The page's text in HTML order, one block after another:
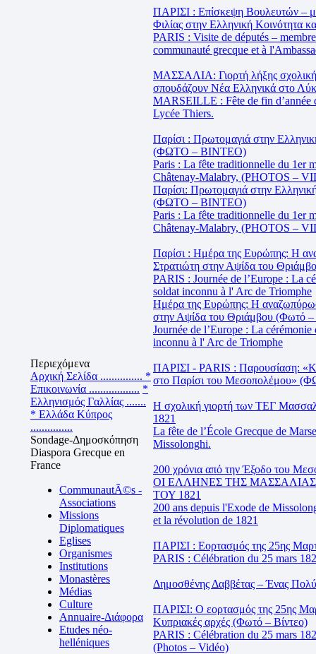
Περιεχόμενα
Αρχική Σελίδα ............... *
Επικοινωνία .................. *
Ελληνισμός Γαλλίας .......
* Ελλάδα Κύπρος
...............
Sondage-Δημοσκόπηση
Diaspora Grecque en
France
CommunautÃ©s -
Associations
Missions
Diplomatiques
Eglises
Organismes
Institutions
Monastères
Médias
Culture
Annuaire-Διάφορα
Etudes néo-
helléniques
ΠΑΡΙΣΙ : Επίσκεψη Βουλευτών –
Φιλίας στην Ελληνική Κοινότητα
PARIS : Visite de députés –
communauté grecque et à
ΜΑΣΣΑΛΙΑ: Γιορτή λήξης
σπουδάζουν Νέα Ελληνικά στο
MARSEILLE : Fête de fin d’année
Lycée Thiers.
Παρίσι : Πρωτομαγιά στην
(ΦΩΤΟ – ΒΙΝΤΕΟ)
Paris : La fête traditionnelle du 1er
Châtenay-Malabry, (PHOTOS –
Παρίσι: Πρωτομαγιά στην
(ΦΩΤΟ – ΒΙΝΤΕΟ)
Paris : La fête traditionnelle du 1er
Châtenay-Malabry, (PHOTOS –
Παρίσι : Ημέρα της Ευρώπης: Η
Στρατιώτη στην Αψίδα του
PARIS : Journée de l’Europe : La
soldat inconnu à l' Arc de Triomphe
Ημέρα της Ευρώπης: Η
στην Αψίδα του Θριάμβου (Φωτό –
Journée de l’Europe : La
inconnu à l' Arc de Triomphe
ΠΑΡΙΣΙ - PARIS : Παρουσίαση:
στο Παρίσι του Μεσοπολέμου»
Η σχολική γιορτή των ΤΕΓ
1821
La fête de l’École Grecque de
Missolonghi.
200 χρόνια από την Έξοδο του
ΟΙ ΕΛΛΗΝΕΣ ΤΗΣ
ΤΟΥ 1821
200 ans depuis l'Exode de
et la révolution de 1821
ΠΑΡΙΣΙ : Εορτασμός της 25ης
PARIS : Célébration du 25 mars
Δημοσθένης Δαββέτας – Ένας
ΠΑΡΙΣΙ: Ο εορτασμός της 25ης
Κυπριακές αρχές (Φωτό – Βίντεο)
PARIS : Célébration du 25 mars
(Photos – Vidéo)